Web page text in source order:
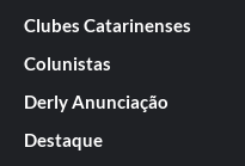
Clubes Catarinenses
Colunistas
Derly Anunciação
Destaque